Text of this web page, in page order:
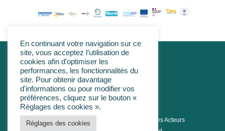
linkedin
© 2026 PHARE Pôle Hainaut-Cambrésis des Acteurs
En continuant votre navigation sur ce
site, vous acceptez l’utilisation de
cookies afin d'optimiser les
performances, les fonctionnalités du
site. Pour obtenir davantage
d'informations ou pour modifier vos
préférences, cliquez sur le bouton «
Réglages des cookies ».
Réglages des cookies